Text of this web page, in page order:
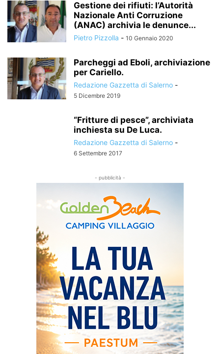
Gestione dei rifiuti: l’Autorità
Nazionale Anti Corruzione
(ANAC) archivia le denunce...
Pietro Pizzolla - 10 Gennaio 2020
Parcheggi ad Eboli, archiviazione
per Cariello.
Redazione Gazzetta di Salerno -
5 Dicembre 2019
“Fritture di pesce”, archiviata
inchiesta su De Luca.
Redazione Gazzetta di Salerno -
6 Settembre 2017
- pubblicità -